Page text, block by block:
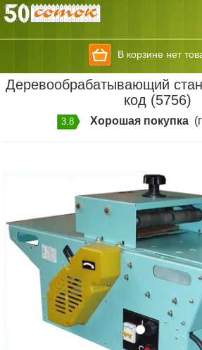
В корзине нет
Деревообрабатывающий
код (5756)
3.8 Хорошая покупка